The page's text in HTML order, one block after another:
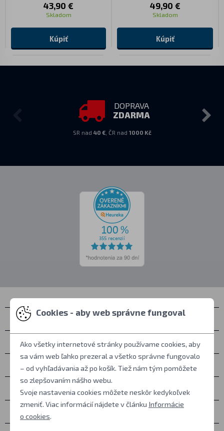
43,90 €
Skladom
Kúpiť
49,90 €
Skladom
Kúpiť
DOPRAVA
ZDARMA
SR nad 40 €, ČR nad 1000 Kč
Kontakty
Zastihnete nás
Všetko o nákupe
Ďalšie informácie
Ostatné
Cookies - aby web správne fungoval
Ako všetky internetové stránky používame cookies, aby
sa vám web ľahko prezeral a všetko správne fungovalo
– od vyhľadávania až po košík. Tiež nám tým pomôžete
so zlepšovaním nášho webu.
Svoje nastavenia cookies môžete neskôr kedykoľvek
zmeniť. Viac informácií nájdete v článku Informácie
o cookies.